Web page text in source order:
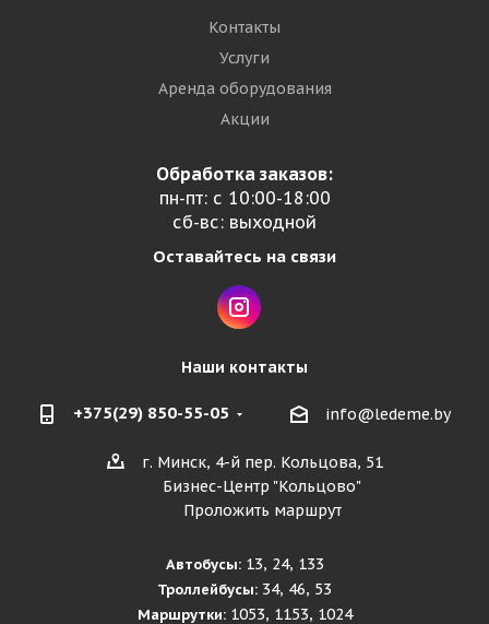
Контакты
Услуги
Аренда оборудования
Акции
Обработка заказов:
пн-пт: с 10:00-18:00
сб-вс: выходной
Оставайтесь на связи
Наши контакты
+375(29) 850-55-05 info@ledeme.by
г. Минск, 4-й пер. Кольцова, 51
Бизнес-Центр "Кольцово"
Проложить маршрут
Автобусы:13, 24, 133
Троллейбусы: 34, 46, 53
Маршрутки:1053, 1153, 1024